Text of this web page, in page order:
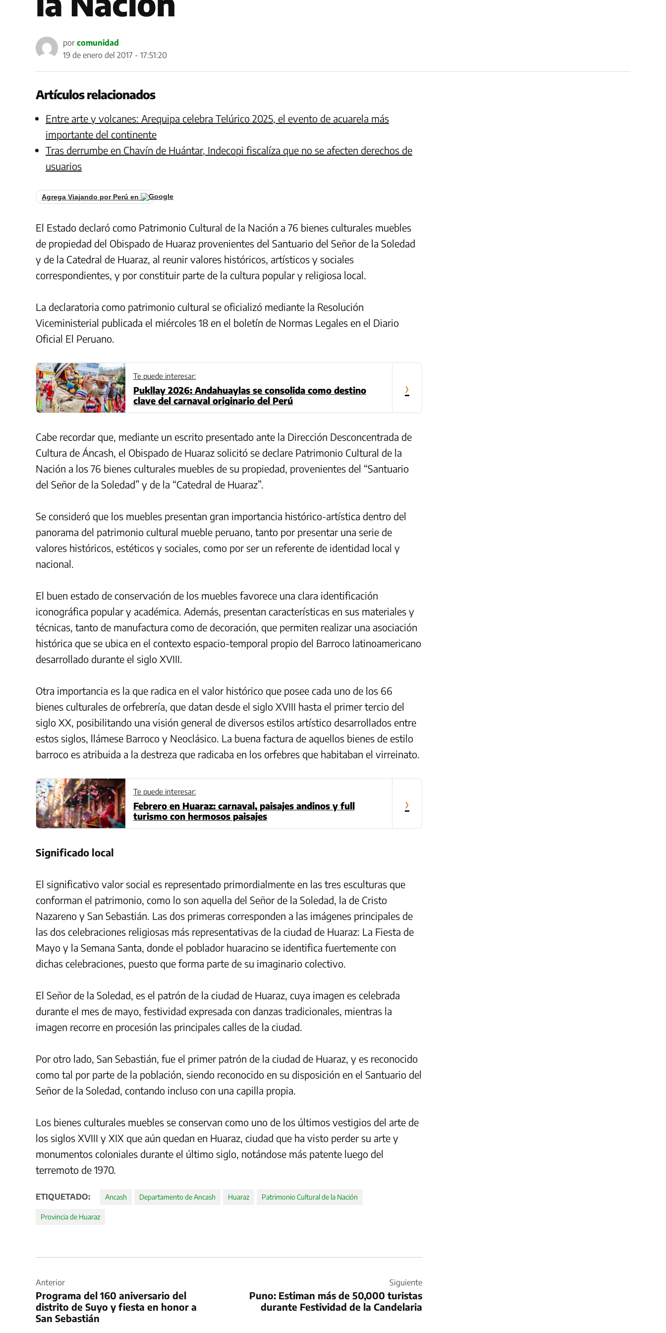
por comunidad
19 de enero del 2017 - 17:51:20
Artículos relacionados
Entre arte y volcanes: Arequipa celebra Telúrico 2025, el evento de acuarela más
importante del continente
Tras derrumbe en Chavín de Huántar, Indecopi fiscalíza que no se afecten derechos de
usuarios
Agrega Viajando por Perú en
El Estado declaró como Patrimonio Cultural de la Nación a 76 bienes culturales muebles
de propiedad del Obispado de Huaraz provenientes del Santuario del Señor de la Soledad
y de la Catedral de Huaraz, al reunir valores históricos, artísticos y sociales
correspondientes, y por constituir parte de la cultura popular y religiosa local.
La declaratoria como patrimonio cultural se oficializó mediante la Resolución
Viceministerial publicada el miércoles 18 en el boletín de Normas Legales en el Diario
Oficial El Peruano.
Te puede interesar:
Pukllay 2026: Andahuaylas se consolida como destino
clave del carnaval originario del Perú
›
Cabe recordar que, mediante un escrito presentado ante la Dirección Desconcentrada de
Cultura de Áncash, el Obispado de Huaraz solicitó se declare Patrimonio Cultural de la
Nación a los 76 bienes culturales muebles de su propiedad, provenientes del “Santuario
del Señor de la Soledad” y de la “Catedral de Huaraz”.
Se consideró que los muebles presentan gran importancia histórico-artística dentro del
panorama del patrimonio cultural mueble peruano, tanto por presentar una serie de
valores históricos, estéticos y sociales, como por ser un referente de identidad local y
nacional.
El buen estado de conservación de los muebles favorece una clara identificación
iconográfica popular y académica. Además, presentan características en sus materiales y
técnicas, tanto de manufactura como de decoración, que permiten realizar una asociación
histórica que se ubica en el contexto espacio-temporal propio del Barroco latinoamericano
desarrollado durante el siglo XVIII.
Otra importancia es la que radica en el valor histórico que posee cada uno de los 66
bienes culturales de orfebrería, que datan desde el siglo XVIII hasta el primer tercio del
siglo XX, posibilitando una visión general de diversos estilos artístico desarrollados entre
estos siglos, llámese Barroco y Neoclásico. La buena factura de aquellos bienes de estilo
barroco es atribuida a la destreza que radicaba en los orfebres que habitaban el virreinato.
Te puede interesar:
Febrero en Huaraz: carnaval, paisajes andinos y full
turismo con hermosos paisajes
›
Significado local
El significativo valor social es representado primordialmente en las tres esculturas que
conforman el patrimonio, como lo son aquella del Señor de la Soledad, la de Cristo
Nazareno y San Sebastián. Las dos primeras corresponden a las imágenes principales de
las dos celebraciones religiosas más representativas de la ciudad de Huaraz: La Fiesta de
Mayo y la Semana Santa, donde el poblador huaracino se identifica fuertemente con
dichas celebraciones, puesto que forma parte de su imaginario colectivo.
El Señor de la Soledad, es el patrón de la ciudad de Huaraz, cuya imagen es celebrada
durante el mes de mayo, festividad expresada con danzas tradicionales, mientras la
imagen recorre en procesión las principales calles de la ciudad.
Por otro lado, San Sebastián, fue el primer patrón de la ciudad de Huaraz, y es reconocido
como tal por parte de la población, siendo reconocido en su disposición en el Santuario del
Señor de la Soledad, contando incluso con una capilla propia.
Los bienes culturales muebles se conservan como uno de los últimos vestigios del arte de
los siglos XVIII y XIX que aún quedan en Huaraz, ciudad que ha visto perder su arte y
monumentos coloniales durante el último siglo, notándose más patente luego del
terremoto de 1970.
ETIQUETADO: Ancash Departamento de Ancash Huaraz Patrimonio Cultural de la Nación
Provincia de Huaraz
de
entradas
Anterior
Programa del 160 aniversario del
distrito de Suyo y fiesta en honor a
San Sebastián
Siguiente
Puno: Estiman más de 50,000 turistas
durante Festividad de la Candelaria